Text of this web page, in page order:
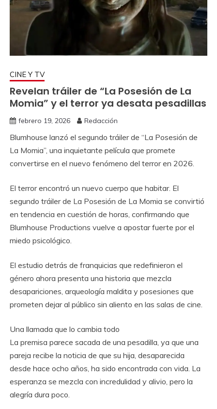
CINE Y TV
Revelan tráiler de “La Posesión de La
Momia” y el terror ya desata pesadillas
febrero 19, 2026 Redacción
Blumhouse lanzó el segundo tráiler de “La Posesión de
La Momia”, una inquietante película que promete
convertirse en el nuevo fenómeno del terror en 2026.
El terror encontró un nuevo cuerpo que habitar. El
segundo tráiler de La Posesión de La Momia se convirtió
en tendencia en cuestión de horas, confirmando que
Blumhouse Productions vuelve a apostar fuerte por el
miedo psicológico.
El estudio detrás de franquicias que redefinieron el
género ahora presenta una historia que mezcla
desapariciones, arqueología maldita y posesiones que
prometen dejar al público sin aliento en las salas de cine.
Una llamada que lo cambia todo
La premisa parece sacada de una pesadilla, ya que una
pareja recibe la noticia de que su hija, desaparecida
desde hace ocho años, ha sido encontrada con vida. La
esperanza se mezcla con incredulidad y alivio, pero la
alegría dura poco.